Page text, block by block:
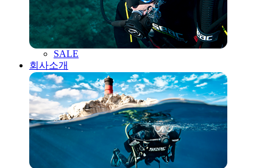
SALE
회사소개